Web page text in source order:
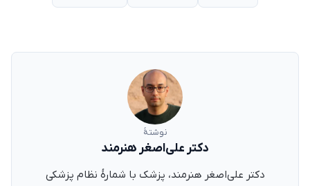
نوشتهٔ
دکتر علی‌اصغر هنرمند
دکتر علی‌اصغر هنرمند، پزشک با شمارهٔ نظام پزشکی